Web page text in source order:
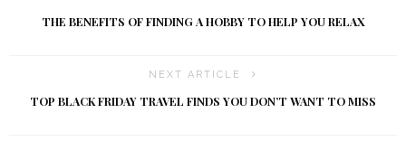
THE BENEFITS OF FINDING A HOBBY TO HELP YOU RELAX
NEXT ARTICLE
TOP BLACK FRIDAY TRAVEL FINDS YOU DON’T WANT TO MISS